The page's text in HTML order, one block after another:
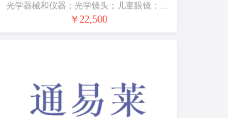
光学器械和仪器；光学镜头；儿童眼镜；眼镜；眼镜架；眼镜片；眼镜盒；老花镜；隐形眼镜
￥22,500